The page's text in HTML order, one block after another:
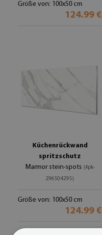
Größe von: 100x50 cm
124.99 €
Küchenrückwand
spritzschutz
Marmor stein-spots (#pk-
296504295)
Größe von: 100x50 cm
124.99 €